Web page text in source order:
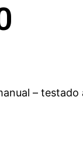
– testado